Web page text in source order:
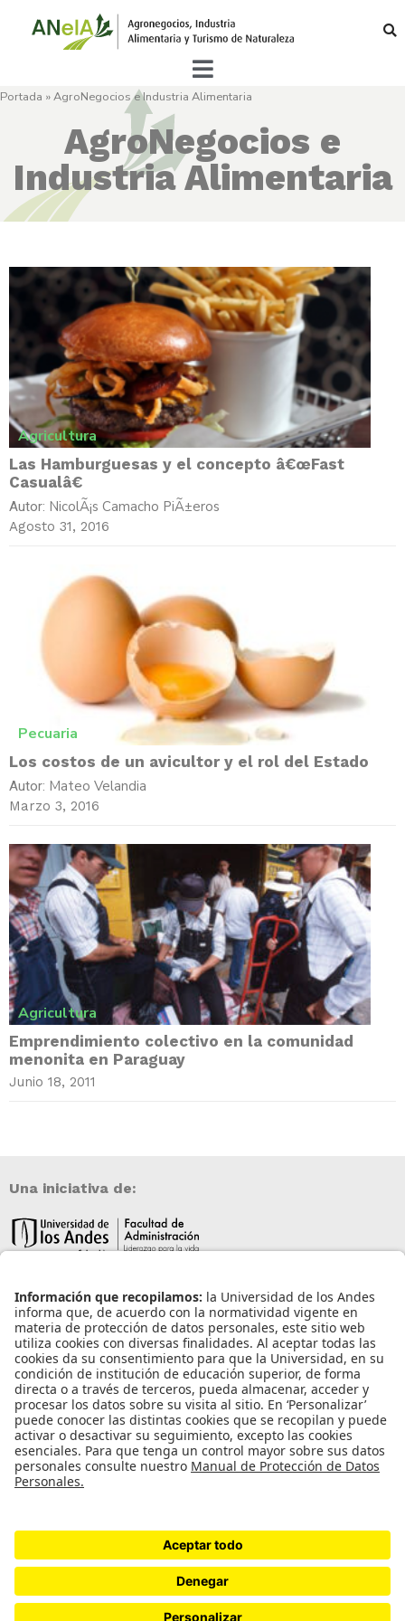
Portada »AgroNegocios e Industria Alimentaria
AgroNegocios e
Industria Alimentaria
Agricultura
Las Hamburguesas y el concepto â€œFast
Casualâ€
Autor: NicolÃ¡s Camacho PiÃ±eros
Agosto 31, 2016
Pecuaria
Los costos de un avicultor y el rol del Estado
Autor: Mateo Velandia
Marzo 3, 2016
Agricultura
Emprendimiento colectivo en la comunidad
menonita en Paraguay
Junio 18, 2011
Una iniciativa de:
Información de contacto
info@aneia.edu.co
Bogotá, Colombia
Enlaces de interés
Iniciar sesión
Política de tratamiento de datos personales
Contacto
Universidad de los Andes | Vigilada Mineducación
Reconocimiento como Universidad: Decreto 1297 del 30 de mayo de 1964.
Reconocimiento personería jurídica: Resolución 28 del 23 de febrero de 1949